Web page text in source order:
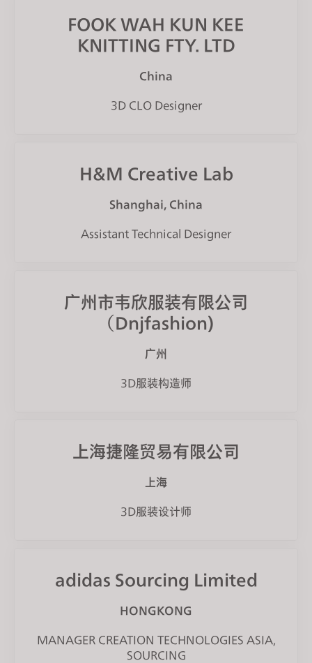
FOOK WAH KUN KEE
KNITTING FTY. LTD
China
3D CLO Designer
H&M Creative Lab
Shanghai, China
Assistant Technical Designer
广州市韦欣服装有限公司
（Dnjfashion)
广州
3D服装构造师
上海捷隆贸易有限公司
上海
3D服装设计师
adidas Sourcing Limited
HONGKONG
MANAGER CREATION TECHNOLOGIES ASIA,
SOURCING